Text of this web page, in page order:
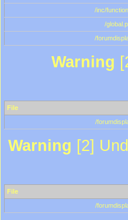
/inc/
/
/
Warning
File
/
Warning [2]
File
/